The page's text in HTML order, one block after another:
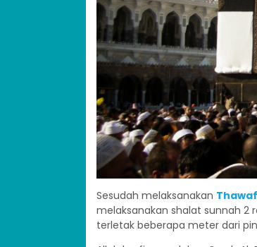
Sesudah melaksanakan Thawaf
melaksanakan shalat sunnah 2
terletak beberapa meter dari